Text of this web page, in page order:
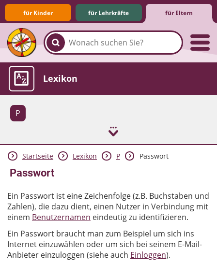
für Kinder für Lehrkräfte für Eltern
Familie & Medien
Spieletipps & Lernsoftware
Die Jüngsten im Netz
Lexikon
P
Aktuelles
Startseite Lexikon P Passwort
Passwort
Ein Passwort ist eine Zeichenfolge (z.B. Buchstaben und
Zahlen), die dazu dient, einen Nutzer in Verbindung mit
einem Benutzernamen eindeutig zu identifizieren.
Ein Passwort braucht man zum Beispiel um sich ins
Internet einzuwählen oder um sich bei seinem E-Mail-
Anbieter einzuloggen (siehe auch Einloggen).